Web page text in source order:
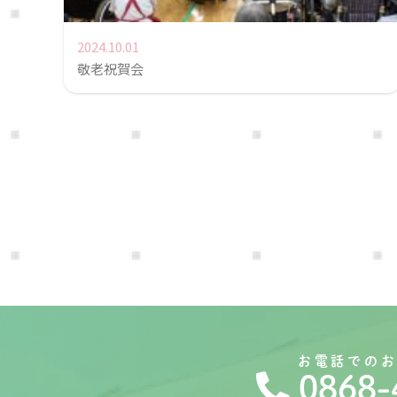
2024.10.01
敬老祝賀会
お電話での